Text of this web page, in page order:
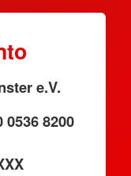
e.V.
0536 8200